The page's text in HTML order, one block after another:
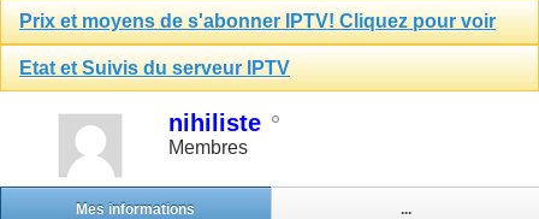
Prix et moyens de s'abonner IPTV! Cliquez pour voir
Etat et Suivis du serveur IPTV
nihiliste
Membres
Mes informations ...